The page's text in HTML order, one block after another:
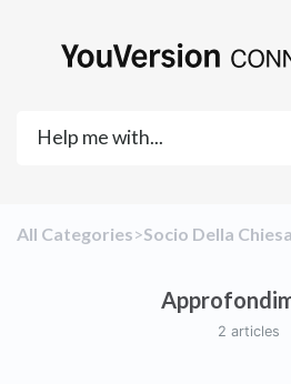
All Categories​>​​Socio Della Chiesa
2 articles